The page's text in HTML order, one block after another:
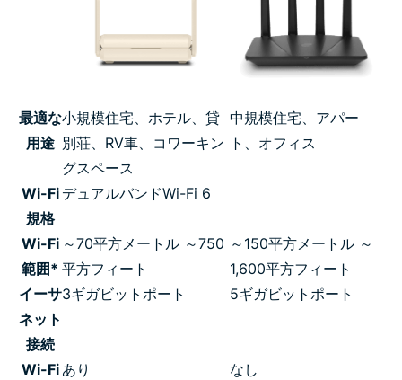
最適な
用途
小規模住宅、ホテル、貸
別荘、RV車、コワーキン
グスペース
中規模住宅、アパー
ト、オフィス
Wi-Fi
規格
デュアルバンドWi-Fi 6
Wi-Fi
範囲*
～70平方メートル ～750
平方フィート
～150平方メートル ～
1,600平方フィート
イーサ
ネット
接続
3ギガビットポート 5ギガビットポート
Wi-Fi あり なし